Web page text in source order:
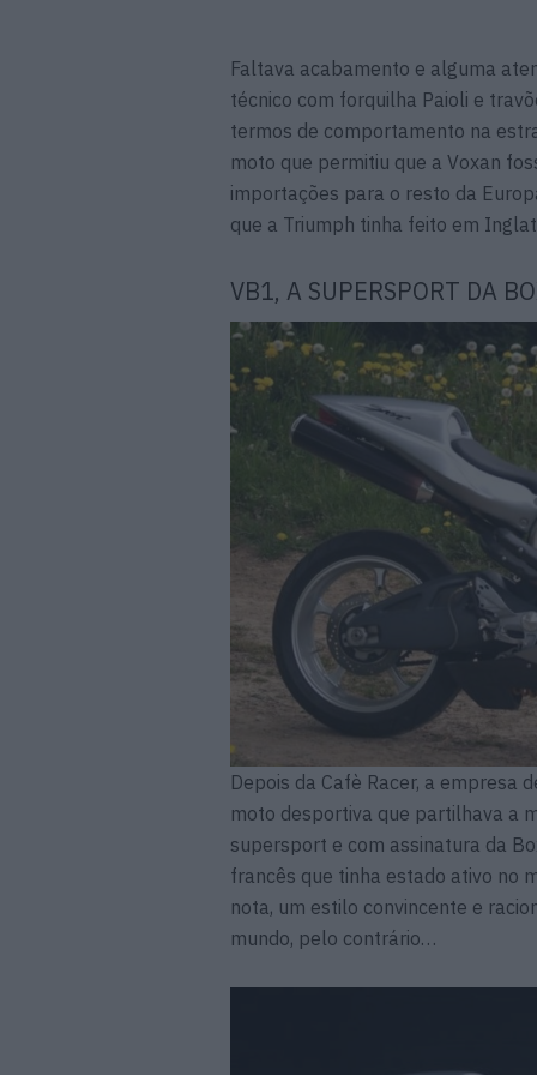
Faltava acabamento e alguma
técnico com forquilha Paioli e
termos de comportamento na
moto que permitiu que a Voxan
importações para o resto da
que a Triumph tinha feito em
VB1, A SUPERSPORT DA
Depois da Cafè Racer, a empresa
moto desportiva que partilhava a
supersport e com assinatura da
francês que tinha estado ativo no
nota, um estilo convincente e
mundo, pelo contrário…